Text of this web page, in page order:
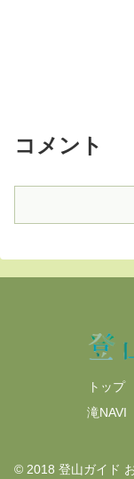
コメント
トップ
滝NAVI
© 2018 登山ガイド